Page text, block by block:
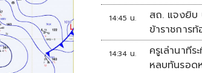
บ้านตี 4
14:45 น.
สถ. แจงยิบ
ข้าราชการ
ทุจริต หวั่นรั
14:34 น.
ครูเล่านาที
หลบทันรอด